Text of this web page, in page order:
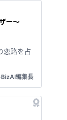
り絵な
ました
ていた
みよ
録してお
用いた
トくだ
ー～
恋路を占
編集長